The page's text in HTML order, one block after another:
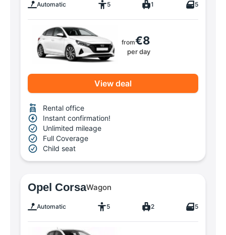
Automatic 5 1 5
from€8
per day
View deal
Rental office
Instant confirmation!
Unlimited mileage
Full Coverage
Child seat
Opel CorsaWagon
Automatic 5 2 5